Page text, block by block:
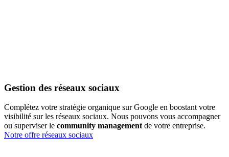
Gestion des réseaux sociaux
Complétez votre stratégie organique sur Google en boostant votre
visibilité sur les réseaux sociaux. Nous pouvons vous accompagner
ou superviser le community management de votre entreprise.
Notre offre réseaux sociaux